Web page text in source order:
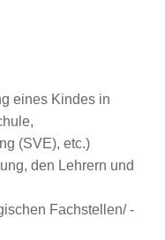
eines Kindes in
(SVE), etc.)
den Lehrern und
Fachstellen/ -